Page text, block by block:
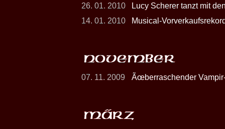
26. 01. 2010
Lucy Scherer tanzt mit
14. 01. 2010
Musical-
07. 11. 2009 Ãœberraschender